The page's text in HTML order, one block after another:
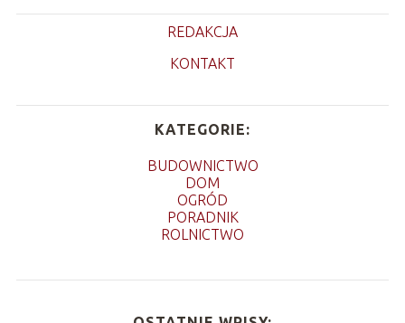
REDAKCJA
KONTAKT
KATEGORIE:
BUDOWNICTWO
DOM
OGRÓD
PORADNIK
ROLNICTWO